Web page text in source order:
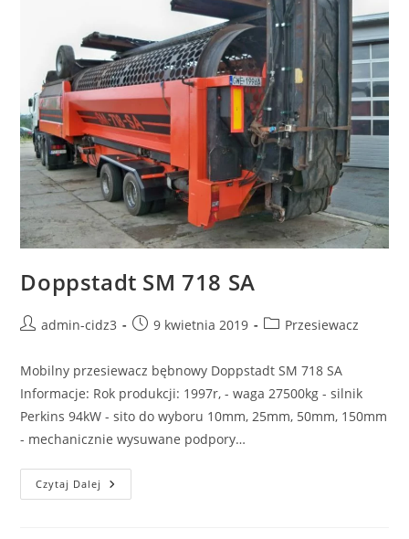
Doppstadt SM 718 SA
admin-cidz3 9 kwietnia 2019 Przesiewacz
Mobilny przesiewacz bębnowy Doppstadt SM 718 SA
Informacje: Rok produkcji: 1997r, - waga 27500kg - silnik
Perkins 94kW - sito do wyboru 10mm, 25mm, 50mm, 150mm
- mechanicznie wysuwane podpory…
Czytaj Dalej